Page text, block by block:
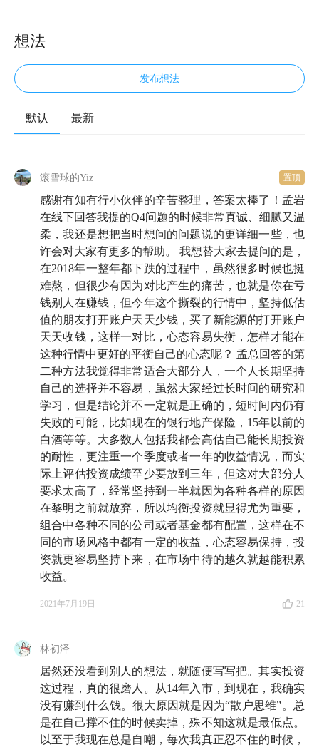
想法
发布想法
默认 最新
滚雪球的Yiz 置顶
感谢有知有行小伙伴的辛苦整理，答案太棒了！孟岩
在线下回答我提的Q4问题的时候非常真诚、细腻又温
柔，我还是想把当时想问的问题说的更详细一些，也
许会对大家有更多的帮助。 我想替大家去提问的是，
在2018年一整年都下跌的过程中，虽然很多时候也挺
难熬，但很少有因为对比产生的痛苦，也就是你在亏
钱别人在赚钱，但今年这个撕裂的行情中，坚持低估
值的朋友打开账户天天少钱，买了新能源的打开账户
天天收钱，这样一对比，心态容易失衡，怎样才能在
这种行情中更好的平衡自己的心态呢？ 孟总回答的第
二种方法我觉得非常适合大部分人，一个人长期坚持
自己的选择并不容易，虽然大家经过长时间的研究和
学习，但是结论并不一定就是正确的，短时间内仍有
失败的可能，比如现在的银行地产保险，15年以前的
白酒等等。大多数人包括我都会高估自己能长期投资
的耐性，更注重一个季度或者一年的收益情况，而实
际上评估投资成绩至少要放到三年，但这对大部分人
要求太高了，经常坚持到一半就因为各种各样的原因
在黎明之前就放弃，所以均衡投资就显得尤为重要，
组合中各种不同的公司或者基金都有配置，这样在不
同的市场风格中都有一定的收益，心态容易保持，投
资就更容易坚持下来，在市场中待的越久就越能积累
收益。
2021年7月19日 21
林初泽
居然还没看到别人的想法，就随便写写把。其实投资
这过程，真的很磨人。从14年入市，到现在，我确实
没有赚到什么钱。很大原因就是因为“散户思维”。总
是在自己撑不住的时候卖掉，殊不知这就是最低点。
以至于我现在总是自嘲，每次我真正忍不住的时候，